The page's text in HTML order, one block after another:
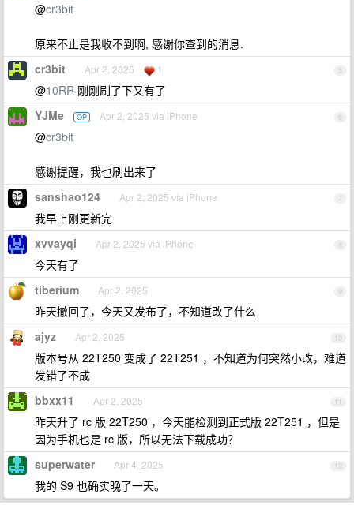
@cr3bit
原来不止是我收不到啊, 感谢你查到的消息.
5
cr3bit Apr 2, 2025 1
@10RR 刚刚刷了下又有了
6
YJMe OP Apr 2, 2025 via iPhone
@cr3bit
感谢提醒，我也刷出来了
7
sanshao124 Apr 2, 2025 via iPhone
我早上刚更新完
8
xvvayqi Apr 2, 2025 via iPhone
今天有了
9
tiberium Apr 2, 2025
昨天撤回了，今天又发布了，不知道改了什么
10
ajyz Apr 2, 2025
版本号从 22T250 变成了 22T251 ，不知道为何突然小改，难道
发错了不成
11
bbxx11 Apr 2, 2025
昨天升了 rc 版 22T250 ，今天能检测到正式版 22T251 ，但是
因为手机也是 rc 版，所以无法下载成功？
12
superwater Apr 4, 2025
我的 S9 也确实晚了一天。